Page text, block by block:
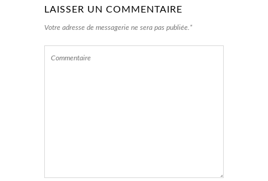
LAISSER UN COMMENTAIRE
Votre adresse de messagerie ne sera pas publiée.*